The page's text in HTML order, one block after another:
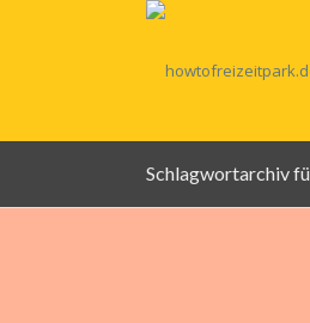
Schlagwortarchiv